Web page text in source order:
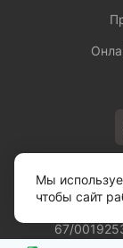
67/
Мы
чтобы сайт